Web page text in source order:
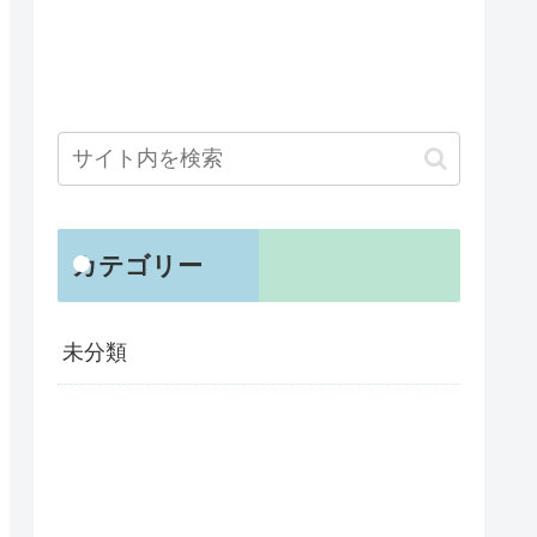
カテゴリー
未分類